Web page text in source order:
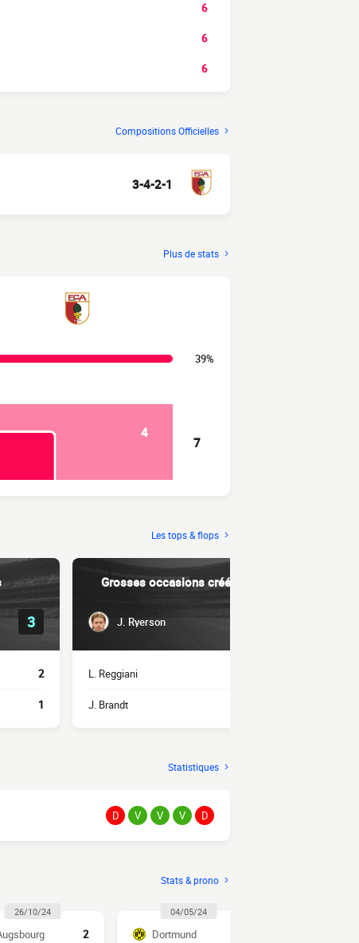
6
6
6
Compositions Officielles
3-4-2-1
Plus de stats
39%
4
7
Les tops & flops
3
2
1
Grosses occasions créées
J. Ryerson
L. Reggiani
J. Brandt
Statistiques
D V V V D
Stats & prono
26/10/24
2
04/05/24
Dortmund